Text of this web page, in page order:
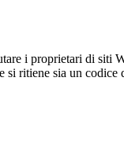
i proprietari di siti
ritiene sia un